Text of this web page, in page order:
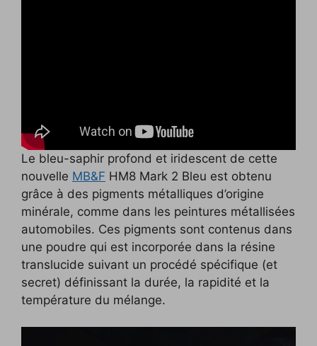
Le bleu-saphir profond et iridescent de cette
nouvelle MB&F HM8 Mark 2 Bleu est obtenu
grâce à des pigments métalliques d’origine
minérale, comme dans les peintures métallisées
automobiles. Ces pigments sont contenus dans
une poudre qui est incorporée dans la résine
translucide suivant un procédé spécifique (et
secret) définissant la durée, la rapidité et la
température du mélange.